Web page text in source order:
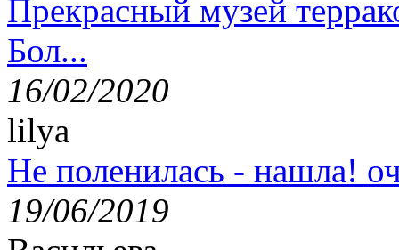
Прекрасный музей
Бол...
16/02/2020
lilya
Не поленилась - нашла!
19/06/2019